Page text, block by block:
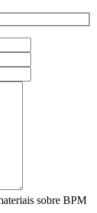
sobre BPM